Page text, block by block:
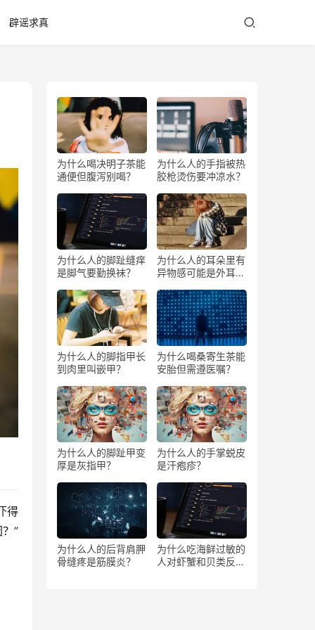
辟谣求真
得
”
为什么喝决明子茶能
通便但腹泻别喝？
为什么人的手指被热
胶枪烫伤要冲凉水？
为什么人的脚趾缝痒
是脚气要勤换袜？
为什么人的耳朵里有
异物感可能是外耳道
为什么人的脚指甲长
到肉里叫嵌甲？
为什么喝桑寄生茶能
安胎但需遵医嘱？
为什么人的脚趾甲变
厚是灰指甲？
为什么人的手掌蜕皮
是汗疱疹？
为什么人的后背肩胛
骨缝疼是筋膜炎？
为什么吃海鲜过敏的
人对虾蟹和贝类反应